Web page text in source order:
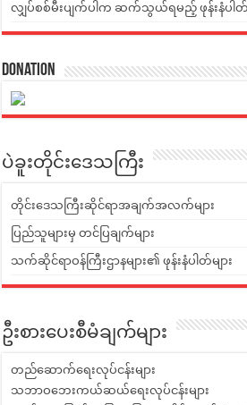
လျှပ်စစ်မီးပျက်ပါက ဆက်သွယ်ရမည့် ဖုန်းနံပါတ်မ
Donation
ပဲခူးတိုင်းဒေသကြီး
တိုင်းဒေသကြီးဆိုင်ရာအချက်အလက်များ
ပြည်သူများမှ တင်ပြချက်များ
သက်ဆိုင်ရာဝန်ကြီးဌာနများ၏ ဖုန်းနံပါတ်များ
ဦးစားပေးစီမံချက်များ
တည်ဆောက်ရေးလုပ်ငန်းများ
သဘာဝဘေးကယ်ဆယ်ရေးလုပ်ငန်းများ